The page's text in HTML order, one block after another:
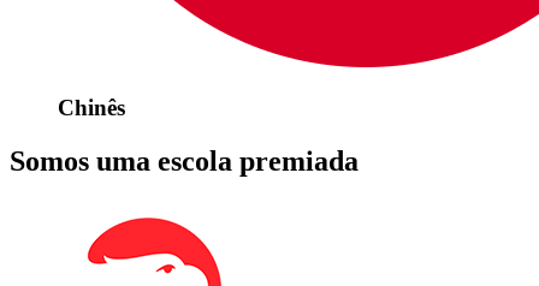
Chinês
Somos uma escola premiada